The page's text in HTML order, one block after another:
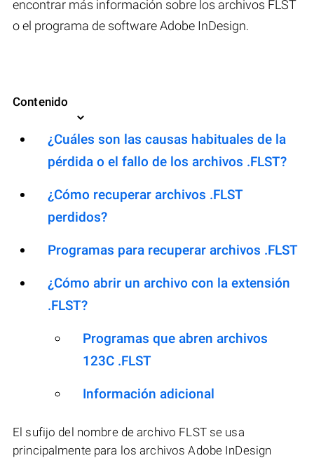
encontrar más información sobre los archivos FLST
o el programa de software Adobe InDesign.
Contenido
¿Cuáles son las causas habituales de la
pérdida o el fallo de los archivos .FLST?
¿Cómo recuperar archivos .FLST
perdidos?
Programas para recuperar archivos .FLST
¿Cómo abrir un archivo con la extensión
.FLST?
Programas que abren archivos
123C .FLST
Información adicional
El sufijo del nombre de archivo FLST se usa
principalmente para los archivos Adobe InDesign